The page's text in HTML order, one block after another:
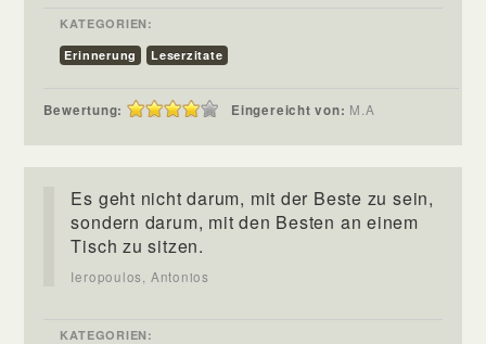
KATEGORIEN:
Erinnerung
Leserzitate
Bewertung: Eingereicht von: M.A
Es geht nicht darum, mit der Beste zu sein,
sondern darum, mit den Besten an einem
Tisch zu sitzen.
Ieropoulos, Antonios
KATEGORIEN: